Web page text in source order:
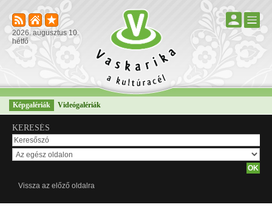
2026. augusztus 10.
hétfő
Képgalériák Videógalériák
KERESÉS
Vissza az előző oldalra